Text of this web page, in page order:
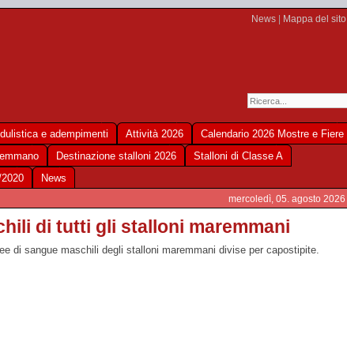
News Mappa del sito
e adempimenti Attività 2026
Calendario 2026 Mostre e Fiere
Destinazione stalloni 2026
Stalloni di Classe A
News
mercoledì, 05. agosto 2026
di tutti gli stalloni maremmani
di sangue maschili degli stalloni maremmani divise per capostipite.